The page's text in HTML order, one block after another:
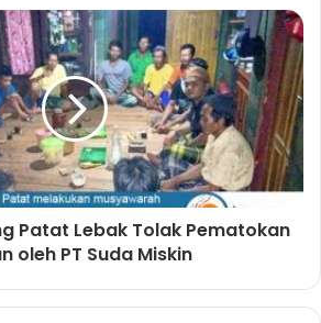
Patat Lebak Tolak Pematokan
oleh PT Suda Miskin